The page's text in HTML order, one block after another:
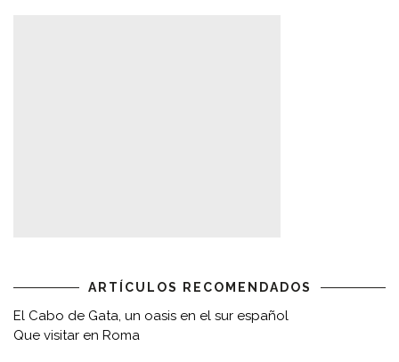
ARTÍCULOS RECOMENDADOS
El Cabo de Gata, un oasis en el sur español
Que visitar en Roma